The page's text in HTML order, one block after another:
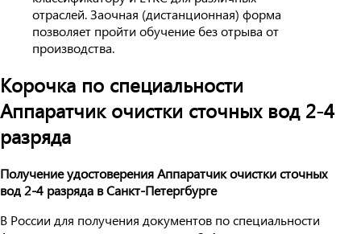
отраслей. Заочная (дистанционная) форма
позволяет пройти обучение без отрыва от
производства.
Корочка по специальности
Аппаратчик очистки сточных вод 2-4
разряда
Получение удостоверения Аппаратчик очистки сточных
вод 2-4 разряда в Санкт-Петергбурге
В России для получения документов по специальности